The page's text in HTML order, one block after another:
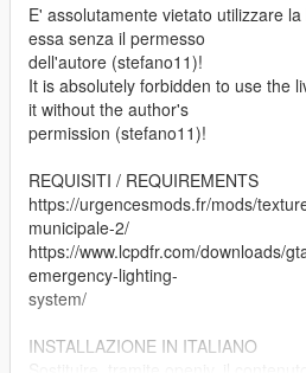
E' assolutamente vietato utilizzare
essa senza il permesso
dell'autore (stefano11)!
It is absolutely forbidden to use the
it without the author's
permission (stefano11)!
REQUISITI / REQUIREMENTS
https://urgencesmods.fr/mods/
municipale-2/
https://www.lcpdfr.com/downloads/
emergency-lighting-
system/
INSTALLAZIONE IN ITALIANO